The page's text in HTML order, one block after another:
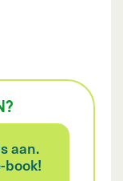
aan.
book!